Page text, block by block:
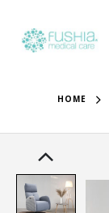
HOME